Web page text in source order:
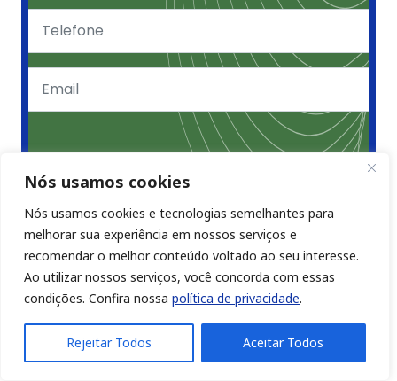
Nós usamos cookies
Nós usamos cookies e tecnologias semelhantes para
melhorar sua experiência em nossos serviços e
recomendar o melhor conteúdo voltado ao seu interesse.
Ao utilizar nossos serviços, você concorda com essas
condições. Confira nossa política de privacidade.
Rejeitar Todos Aceitar Todos
Inscrever-se
Inscreva-se para receber nossos
conteúdos por email e participe da
comunidade